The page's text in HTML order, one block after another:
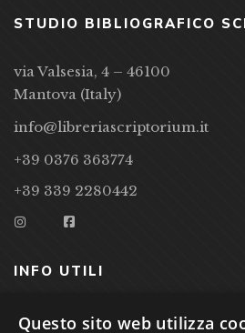
STUDIO BIBLIOGRAFICO
via Valsesia, 4 – 46100
Mantova (Italy)
info@libreriascriptorium.it
+39 0376 363774
+39 339 2280442
INFO UTILI
CONDIZIONI DI VENDITA
Questo sito web utilizza